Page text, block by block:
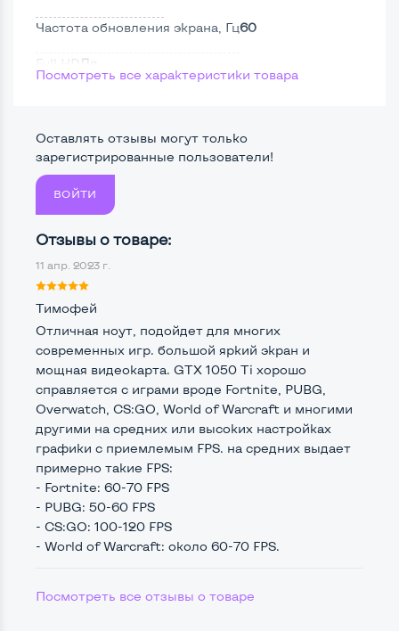
Частота обновления экрана, Гц60
Full HD Да
Поверхность дисплеяМатовая
Мощность:
Процессор Intel Core i7-8750H
Количество ядер / потоков
Частота процессора (базовая-максимальная)
Intel Core i7-8750H (2,20 - 4,10 GHz)
Тип оперативной памятиDDR4
Тип накопителяSSD M.2 2280
Количество слотов M_21
Возможности видеокарты:
Тип видеокартыДискретный
nVidia GeForce GTX 1050 Ti
Посмотреть все характеристики товара
Оставлять отзывы могут только
зарегистрированные пользователи!
ВОЙТИ
Отзывы о товаре:
11 апр. 2023 г.
Тимофей
Отличная ноут, подойдет для многих
современных игр. большой яркий экран и
мощная видеокарта. GTX 1050 Ti хорошо
справляется с играми вроде Fortnite, PUBG,
Overwatch, CS:GO, World of Warcraft и многими
другими на средних или высоких настройках
графики с приемлемым FPS. на средних выдает
примерно такие FPS:
- Fortnite: 60-70 FPS
- PUBG: 50-60 FPS
- CS:GO: 100-120 FPS
- World of Warcraft: около 60-70 FPS.
Посмотреть все отзывы о товаре